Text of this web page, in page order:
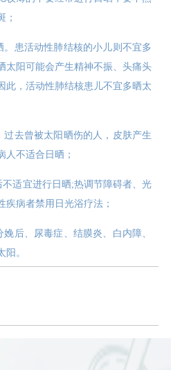
；
。患活动性肺结核的小儿则不宜多
太阳可能会产生精神不振、头痛头
此，活动性肺结核患儿不宜多晒太
过去曾被太阳晒伤的人，皮肤产生
人不适合日晒；
不适宜进行日晒;热调节障碍者、光
病者禁用日光浴疗法；
后、尿毒症、结膜炎、白内障、
。